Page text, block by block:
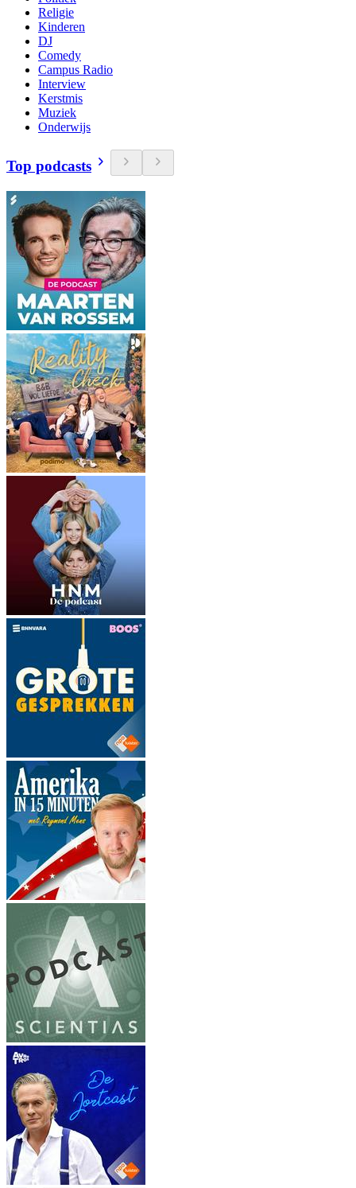
Religie
Kinderen
DJ
Comedy
Campus Radio
Interview
Kerstmis
Muziek
Onderwijs
Top podcasts